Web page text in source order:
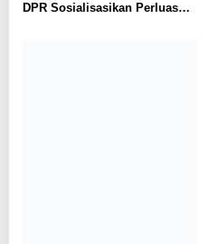
DPR Sosialisasikan Perluasan